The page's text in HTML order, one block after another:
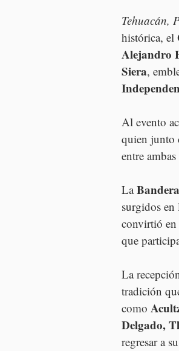
Tehuacán,
histórica, el
Alejandro
Siera,
Al evento
quien junto
entre
La
surgidos en
convirtió en
que
La
tradición
como
Delgado,
regresar a